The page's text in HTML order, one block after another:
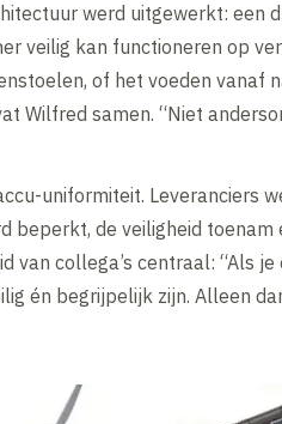
werd uitgewerkt:
veilig kan functioneren op
of het voeden vanaf
Wilfred samen. “Niet
uniformiteit.
beperkt, de veiligheid
van collega’s centraal: “Als
én begrijpelijk zijn. Alleen